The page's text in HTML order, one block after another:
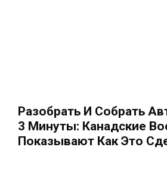
Разобрать И Собрать
3 Минуты: Канадские
Показывают Как Это